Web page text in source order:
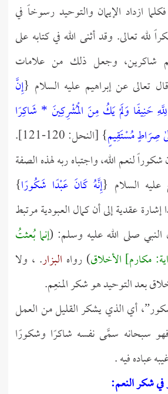
ازداد الإيمان والتوحيد رسوخاً في
لله تعالى. وقد أثنى الله في كتابه على
شاكرين، وجعل ذلك من علامات
تعالى عن إبراهيم عليه السلام {إِنَّ
لِلَّهِ حَنِيفًا وَلَمْ يَكُ مِنَ الْمُشْرِكِينَ * شَاكِرًا
صِرَاطٍ مُسْتَقِيمٍ
} [النحل: 120-121].
لنعم الله، واجتباه ربه لهذه الصفة
عليه السلام {إِنَّهُ كَانَ عَبْدًا شَكُورًا}
وفي هذا إشارة عقدية إلى أن كمال العبودية مرتبط
النبي صلى الله عليه وسلم: (إنما بُعثتُ
مكارم] الأخلاق) رواه البزار. ، ولا
بعد التوحيد هو شكر المنعِم.
أي الذي يشكر القليل من العمل
فهو سبحانه سمَّى نفسه شاكرًا وشكورًا
عباده فيه .
في شكر النعم: